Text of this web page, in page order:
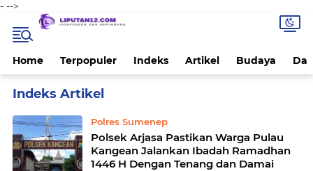
- -->
Home Terpopuler Indeks Artikel Budaya
Polres Sumenep
Polsek Arjasa Pastikan Warga Pulau
Kangean Jalankan Ibadah Ramadhan
1446 H Dengan Tenang dan Damai